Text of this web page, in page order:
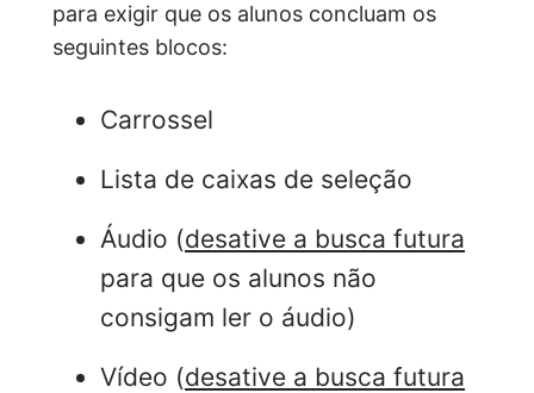
para exigir que os alunos concluam os
seguintes blocos:
Carrossel
Lista de caixas de seleção
Áudio (desative a busca futura
para que os alunos não
consigam ler o áudio)
Vídeo (desative a busca futura